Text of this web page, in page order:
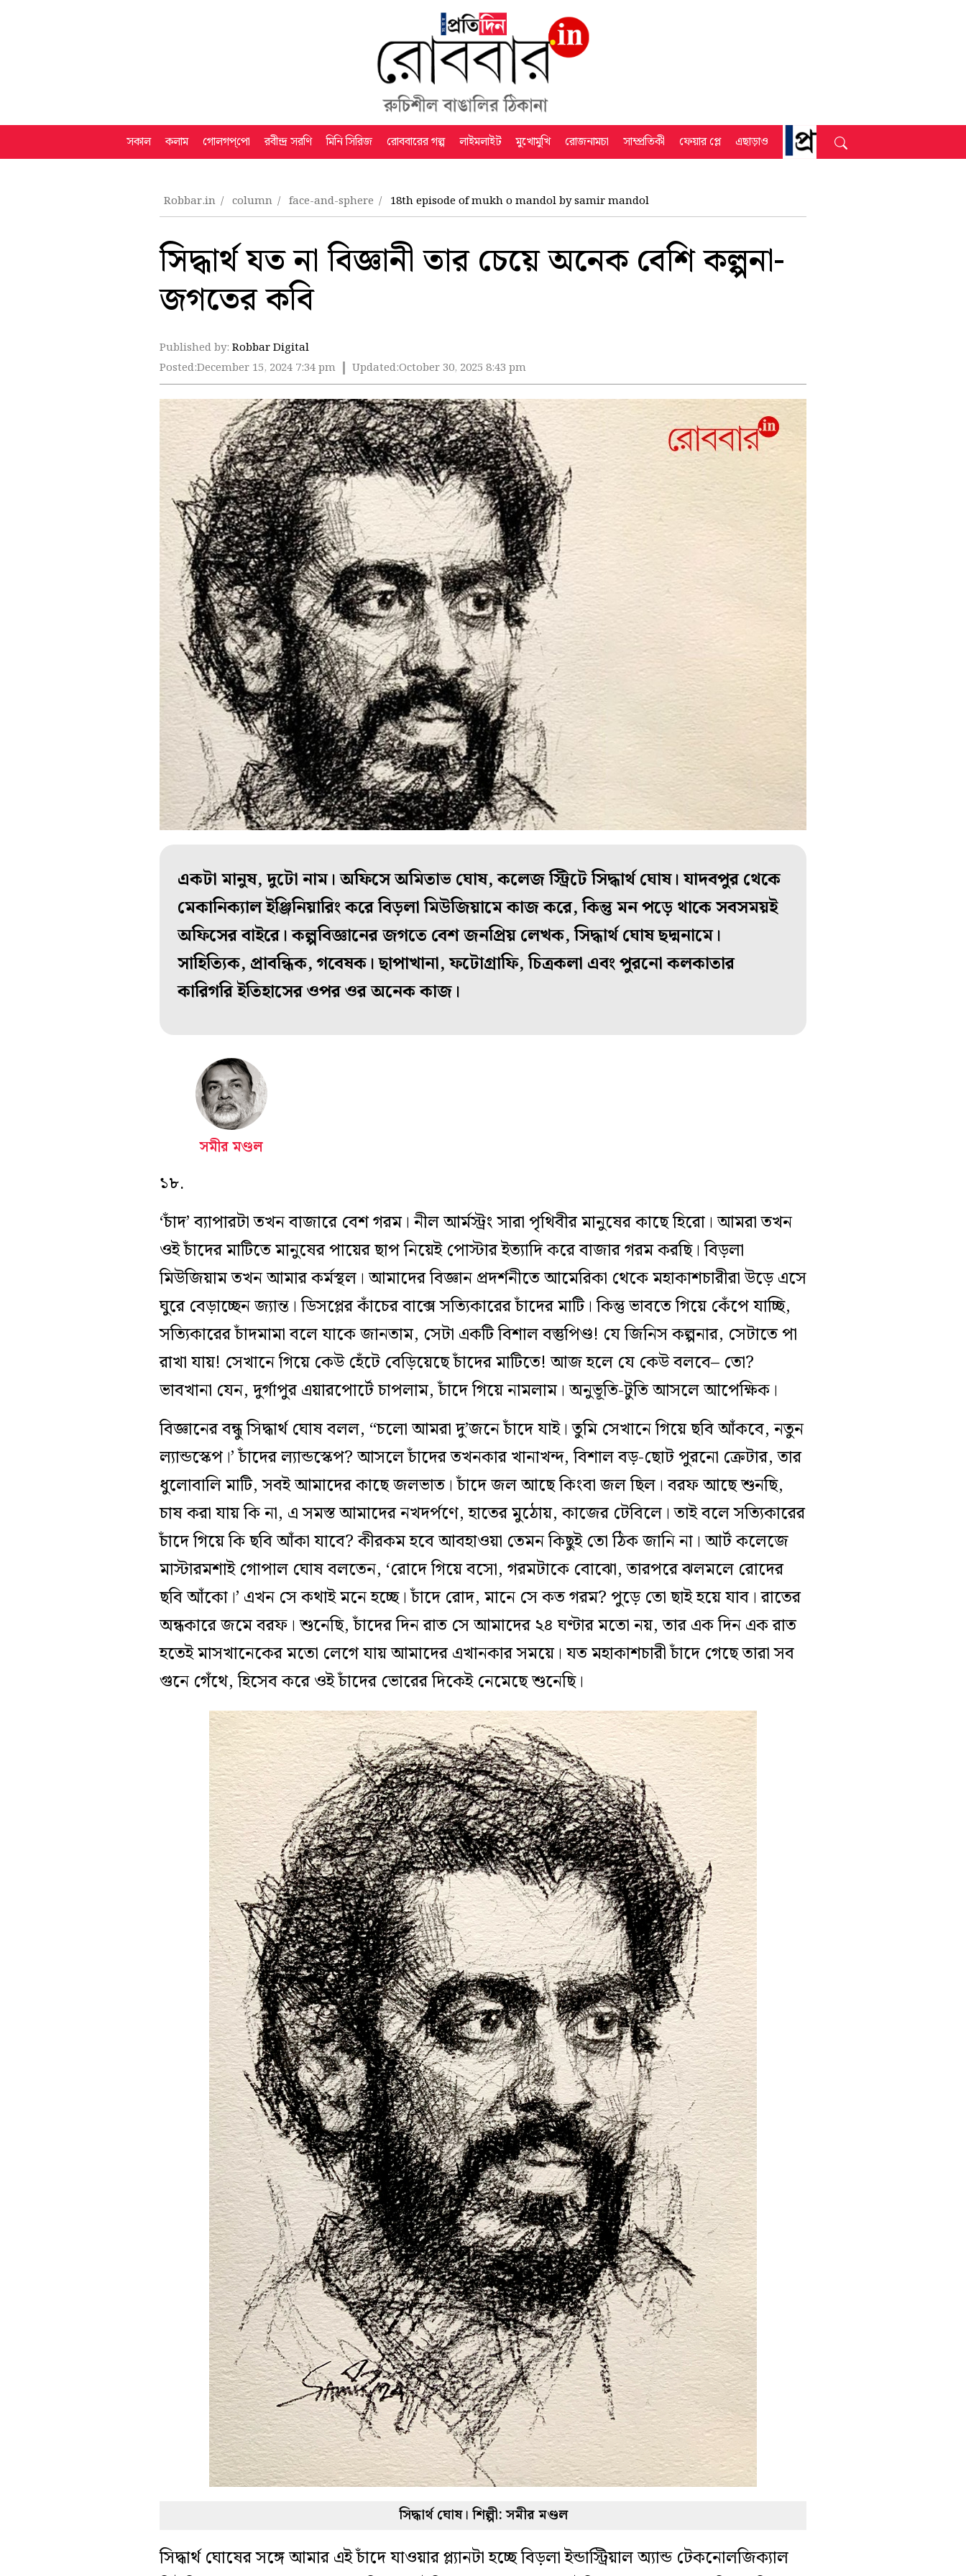
সকাল কলাম গোলগপ্‌পো রবীন্দ্র সরণি মিনি সিরিজ রোববারের গল্প লাইমলাইট মুখোমুখি রোজনামচা সাম্প্রতিকী ফেয়ার প্লে এছাড়াও
Robbar.in column face-and-sphere 18th episode of mukh o mandol by samir mandol
সিদ্ধার্থ যত না বিজ্ঞানী তার চেয়ে অনেক বেশি কল্পনা-
জগতের কবি
Published by: Robbar Digital
Posted:December 15, 2024 7:34 pm Updated:October 30, 2025 8:43 pm
একটা মানুষ, দুটো নাম। অফিসে অমিতাভ ঘোষ, কলেজ স্ট্রিটে সিদ্ধার্থ ঘোষ। যাদবপুর থেকে
মেকানিক্যাল ইঞ্জিনিয়ারিং করে বিড়লা মিউজিয়ামে কাজ করে, কিন্তু মন পড়ে থাকে সবসময়ই
অফিসের বাইরে। কল্পবিজ্ঞানের জগতে বেশ জনপ্রিয় লেখক, সিদ্ধার্থ ঘোষ ছদ্মনামে।
সাহিত্যিক, প্রাবন্ধিক, গবেষক। ছাপাখানা, ফটোগ্রাফি, চিত্রকলা এবং পুরনো কলকাতার
কারিগরি ইতিহাসের ওপর ওর অনেক কাজ।
সমীর মণ্ডল
১৮.
‘চাঁদ’ ব্যাপারটা তখন বাজারে বেশ গরম। নীল আর্মস্ট্রং সারা পৃথিবীর মানুষের কাছে হিরো। আমরা তখন
ওই চাঁদের মাটিতে মানুষের পায়ের ছাপ নিয়েই পোস্টার ইত্যাদি করে বাজার গরম করছি। বিড়লা
মিউজিয়াম তখন আমার কর্মস্থল। আমাদের বিজ্ঞান প্রদর্শনীতে আমেরিকা থেকে মহাকাশচারীরা উড়ে এসে
ঘুরে বেড়াচ্ছেন জ্যান্ত। ডিসপ্লের কাঁচের বাক্সে সত্যিকারের চাঁদের মাটি। কিন্তু ভাবতে গিয়ে কেঁপে যাচ্ছি,
সত্যিকারের চাঁদমামা বলে যাকে জানতাম, সেটা একটি বিশাল বস্তুপিণ্ড! যে জিনিস কল্পনার, সেটাতে পা
রাখা যায়! সেখানে গিয়ে কেউ হেঁটে বেড়িয়েছে চাঁদের মাটিতে! আজ হলে যে কেউ বলবে– তো?
ভাবখানা যেন, দুর্গাপুর এয়ারপোর্টে চাপলাম, চাঁদে গিয়ে নামলাম। অনুভূতি-টুতি আসলে আপেক্ষিক।
বিজ্ঞানের বন্ধু সিদ্ধার্থ ঘোষ বলল, “চলো আমরা দু’জনে চাঁদে যাই। তুমি সেখানে গিয়ে ছবি আঁকবে, নতুন
ল্যান্ডস্কেপ।’ চাঁদের ল্যান্ডস্কেপ? আসলে চাঁদের তখনকার খানাখন্দ, বিশাল বড়-ছোট পুরনো ক্রেটার, তার
ধুলোবালি মাটি, সবই আমাদের কাছে জলভাত। চাঁদে জল আছে কিংবা জল ছিল। বরফ আছে শুনছি,
চাষ করা যায় কি না, এ সমস্ত আমাদের নখদর্পণে, হাতের মুঠোয়, কাজের টেবিলে। তাই বলে সত্যিকারের
চাঁদে গিয়ে কি ছবি আঁকা যাবে? কীরকম হবে আবহাওয়া তেমন কিছুই তো ঠিক জানি না। আর্ট কলেজে
মাস্টারমশাই গোপাল ঘোষ বলতেন, ‘রোদে গিয়ে বসো, গরমটাকে বোঝো, তারপরে ঝলমলে রোদের
ছবি আঁকো।’ এখন সে কথাই মনে হচ্ছে। চাঁদে রোদ, মানে সে কত গরম? পুড়ে তো ছাই হয়ে যাব। রাতের
অন্ধকারে জমে বরফ। শুনেছি, চাঁদের দিন রাত সে আমাদের ২৪ ঘণ্টার মতো নয়, তার এক দিন এক রাত
হতেই মাসখানেকের মতো লেগে যায় আমাদের এখানকার সময়ে। যত মহাকাশচারী চাঁদে গেছে তারা সব
গুনে গেঁথে, হিসেব করে ওই চাঁদের ভোরের দিকেই নেমেছে শুনেছি।
সিদ্ধার্থ ঘোষ। শিল্পী: সমীর মণ্ডল
সিদ্ধার্থ ঘোষের সঙ্গে আমার এই চাঁদে যাওয়ার প্ল্যানটা হচ্ছে বিড়লা ইন্ডাস্ট্রিয়াল অ্যান্ড টেকনোলজিক্যাল